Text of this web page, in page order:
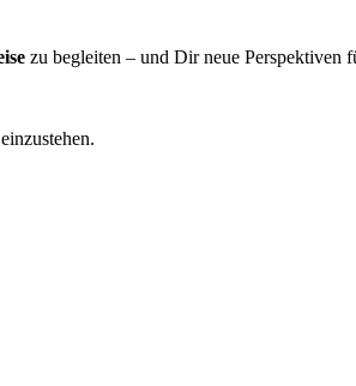
zu begleiten – und Dir neue Perspektiven